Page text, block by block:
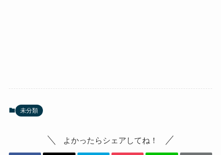
未分類
よかったらシェアしてね！